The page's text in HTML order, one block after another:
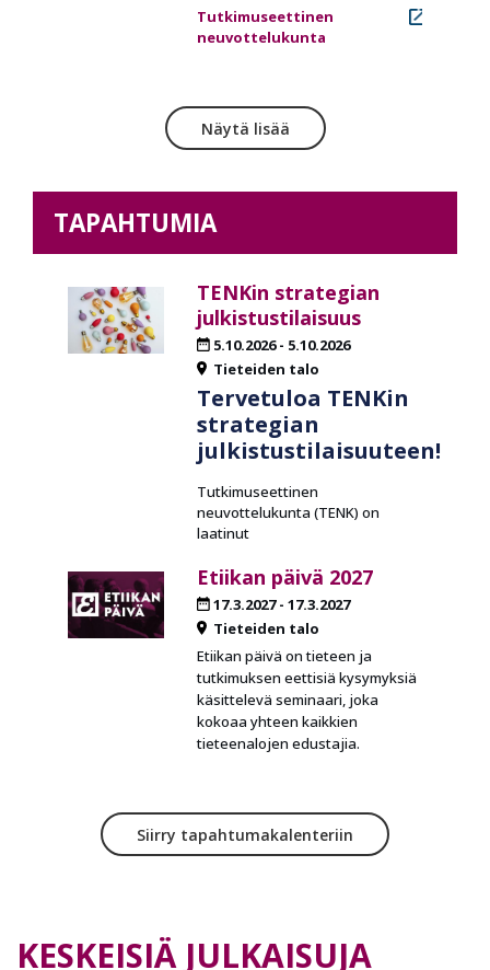
Tutkimuseettinen
neuvottelukunta
Näytä lisää
TAPAHTUMIA
TENKin strategian
julkistustilaisuus
5.10.2026- 5.10.2026
Tieteiden talo
Tervetuloa TENKin
strategian
julkistustilaisuuteen!
Tutkimuseettinen
neuvottelukunta (TENK) on
laatinut
Etiikan päivä 2027
17.3.2027- 17.3.2027
Tieteiden talo
Etiikan päivä on tieteen ja
tutkimuksen eettisiä kysymyksiä
käsittelevä seminaari, joka
kokoaa yhteen kaikkien
tieteenalojen edustajia.
Siirry tapahtumakalenteriin
KESKEISIÄ JULKAISUJA